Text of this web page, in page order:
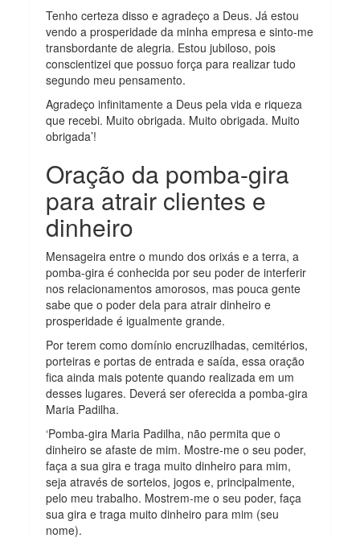
Tenho certeza disso e agradeço a Deus. Já estou
vendo a prosperidade da minha empresa e sinto-me
transbordante de alegria. Estou jubiloso, pois
conscientizei que possuo força para realizar tudo
segundo meu pensamento.
Agradeço infinitamente a Deus pela vida e riqueza
que recebi. Muito obrigada. Muito obrigada. Muito
obrigada’!
Oração da pomba-gira
para atrair clientes e
dinheiro
Mensageira entre o mundo dos orixás e a terra, a
pomba-gira é conhecida por seu poder de interferir
nos relacionamentos amorosos, mas pouca gente
sabe que o poder dela para atrair dinheiro e
prosperidade é igualmente grande.
Por terem como domínio encruzilhadas, cemitérios,
porteiras e portas de entrada e saída, essa oração
fica ainda mais potente quando realizada em um
desses lugares. Deverá ser oferecida a pomba-gira
Maria Padilha.
‘Pomba-gira Maria Padilha, não permita que o
dinheiro se afaste de mim. Mostre-me o seu poder,
faça a sua gira e traga muito dinheiro para mim,
seja através de sorteios, jogos e, principalmente,
pelo meu trabalho. Mostrem-me o seu poder, faça
sua gira e traga muito dinheiro para mim (seu
nome).